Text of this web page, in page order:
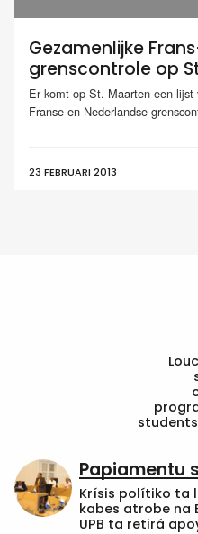
Gezamenlijke
grenscontrole op
Er komt op St. Maarten een
Franse en Nederlandse
23 FEBRUARI 2013
Papiamentu
Krísis polítiko ta
kabes atrobe na
UPB ta retirá